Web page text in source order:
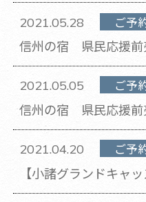
2021.05.28 ご予
信州の宿 県民応援
2021.05.05 ご予
信州の宿 県民応援
せ
2021.04.20 ご予
【小諸グランドキャ
月の休館日のお知ら